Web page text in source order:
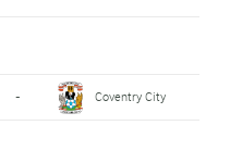
- Coventry City